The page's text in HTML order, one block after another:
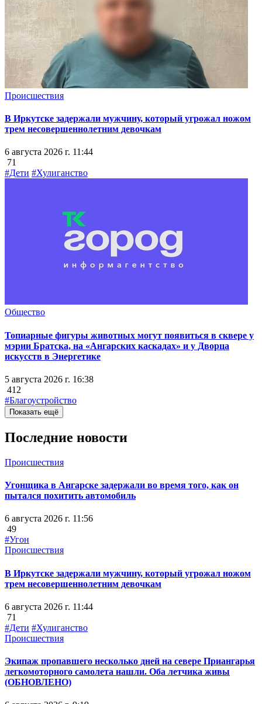
Происшествия
В Иркутске задержали мужчину, который угрожал ножом
трем несовершеннолетним девочкам
6 августа 2026 г. 11:44
71
#Дети #Хулиганство
Общество
Топиарные фигуры животных могут появиться в сквере у
мэрии Братска, на «Ангарских каскадах» и у Дворца
искусств в Энергетике
5 августа 2026 г. 16:38
412
#Благоустройство
Показать ещё
Последние новости
Происшествия
Угонщика в Ангарске задержали во время того, как он
пытался похитить автомобиль
6 августа 2026 г. 11:56
49
#Угон
Происшествия
В Иркутске задержали мужчину, который угрожал ножом
трем несовершеннолетним девочкам
6 августа 2026 г. 11:44
71
#Дети #Хулиганство
Происшествия
Экипаж пропавшего несколько дней на севере Приангарья
легкомоторного самолета нашли. Оба летчика живы
(ОБНОВЛЕНО)